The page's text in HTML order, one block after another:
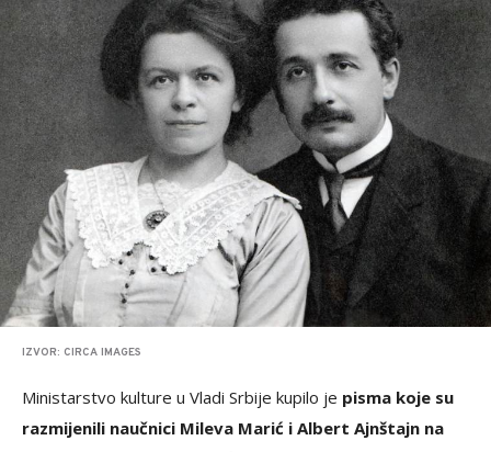
IZVOR: CIRCA IMAGES
Ministarstvo kulture u Vladi Srbije kupilo je pisma koje su
razmijenili naučnici Mileva Marić i Albert Ajnštajn na